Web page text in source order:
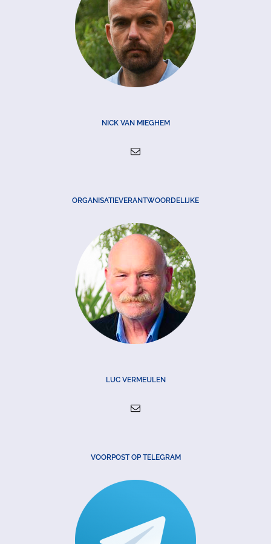
NICK VAN MIEGHEM
ORGANISATIEVERANTWOORDELIJKE
LUC VERMEULEN
VOORPOST OP TELEGRAM